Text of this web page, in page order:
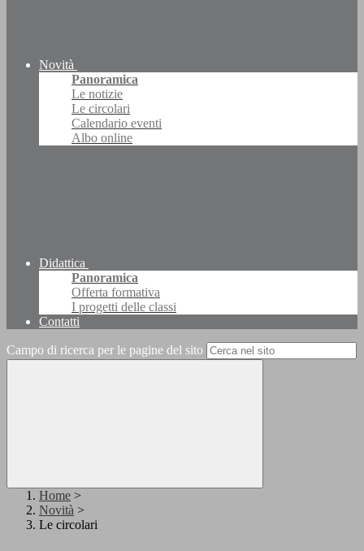
Novità
Panoramica
Le notizie
Le circolari
Calendario eventi
Albo online
Didattica
Panoramica
Offerta formativa
I progetti delle classi
Contatti
Campo di ricerca per le pagine del sito
Home >
Novità >
Le circolari